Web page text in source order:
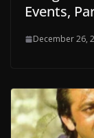
Events,
December 26,